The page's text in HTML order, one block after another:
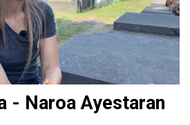
- Naroa Ayestaran